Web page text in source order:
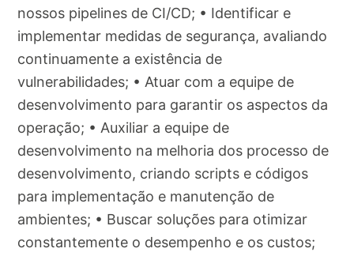
nossos pipelines de CI/CD; • Identificar e
implementar medidas de segurança, avaliando
continuamente a existência de
vulnerabilidades; • Atuar com a equipe de
desenvolvimento para garantir os aspectos da
operação; • Auxiliar a equipe de
desenvolvimento na melhoria dos processo de
desenvolvimento, criando scripts e códigos
para implementação e manutenção de
ambientes; • Buscar soluções para otimizar
constantemente o desempenho e os custos;